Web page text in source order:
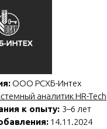
ООО РСХБ-Интех
аналитик HR-Tech
к опыту: 3–6 лет
14.11.2024